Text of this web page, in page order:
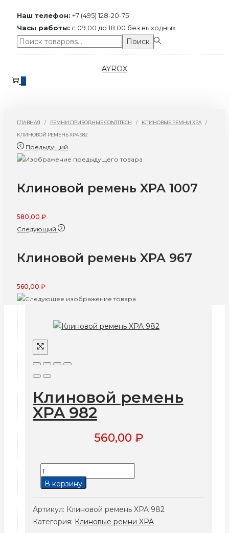
Наш телефон: +7 (495) 128-20-75
Часы работы: с 09:00 до 18:00 без выходных
Поиск:>
Поиск
к
к
AYROX
0
ГЛАВНАЯ / РЕМНИ ПРИВОДНЫЕ CONTITECH / КЛИНОВЫЕ РЕМНИ XPA /
КЛИНОВОЙ РЕМЕНЬ XPA 982
Предыдущий
Клиновой ремень XPA 1007
580,00 ₽
Следующий
Клиновой ремень XPA 967
560,00 ₽
Клиновой ремень
XPA 982
560,00 ₽
Количество
товара
ремень
XPA
В корзину
Артикул: Клиновой ремень XPA 982
Категория: Клиновые ремни XPA